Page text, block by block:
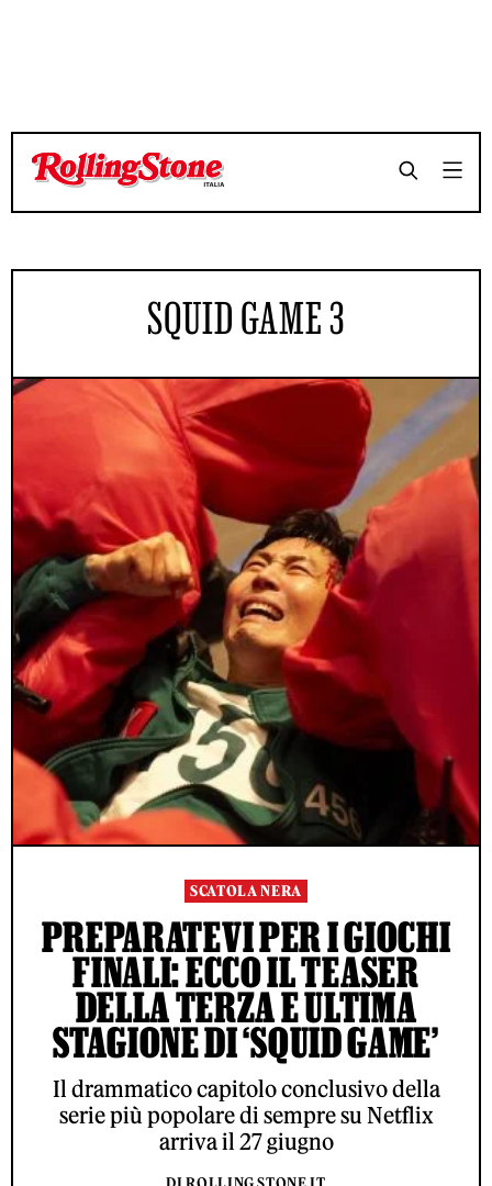
SQUID GAME 3
SCATOLA NERA
PREPARATEVI PER I GIOCHI
FINALI: ECCO IL TEASER
DELLA TERZA E ULTIMA
STAGIONE DI ‘SQUID GAME’
Il drammatico capitolo conclusivo della
serie più popolare di sempre su Netflix
arriva il 27 giugno